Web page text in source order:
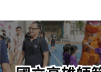
轉
至
主
內